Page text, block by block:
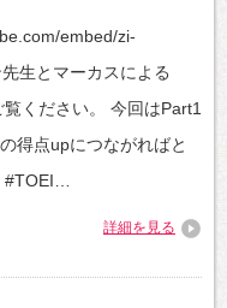
embed/zi-
生とマーカスによる
ください。 今回はPart1
得点upにつながればと
詳細を見る